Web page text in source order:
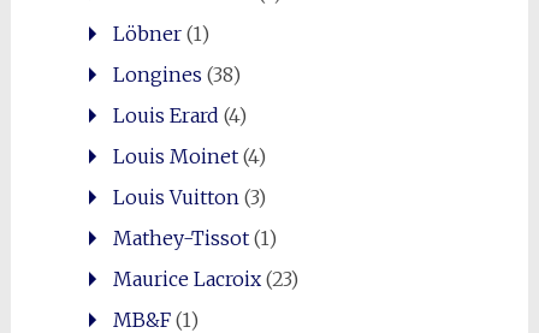
Löbner(1)
Longines (38)
Louis Erard (4)
Louis Moinet(4)
Louis Vuitton (3)
Mathey-Tissot(1)
Maurice Lacroix(23)
MB&F(1)